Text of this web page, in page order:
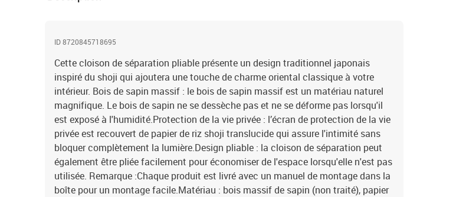
ID 8720845718695
Cette cloison de séparation pliable présente un design traditionnel japonais
inspiré du shoji qui ajoutera une touche de charme oriental classique à votre
intérieur. Bois de sapin massif : le bois de sapin massif est un matériau naturel
magnifique. Le bois de sapin ne se dessèche pas et ne se déforme pas lorsqu'il
est exposé à l'humidité.Protection de la vie privée : l’écran de protection de la vie
privée est recouvert de papier de riz shoji translucide qui assure l'intimité sans
bloquer complètement la lumière.Design pliable : la cloison de séparation peut
également être pliée facilement pour économiser de l'espace lorsqu'elle n'est pas
utilisée. Remarque :Chaque produit est livré avec un manuel de montage dans la
boîte pour un montage facile.Matériau : bois massif de sapin (non traité), papier